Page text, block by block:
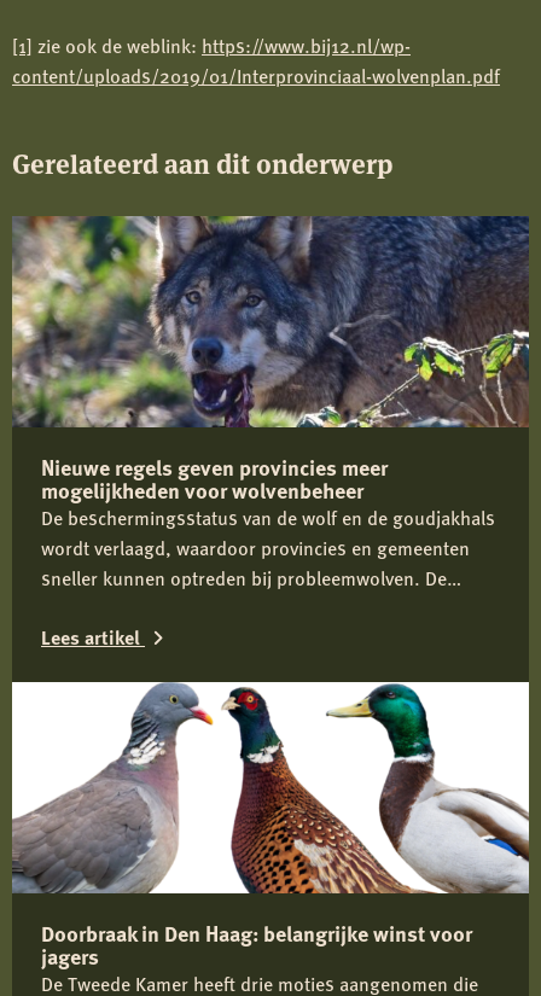
[1] zie ook de weblink: https://www.bij12.nl/wp-
content/uploads/2019/01/Interprovinciaal-wolvenplan.pdf
Gerelateerd aan dit onderwerp
Nieuwe regels geven provincies meer
mogelijkheden voor wolvenbeheer
De beschermingsstatus van de wolf en de goudjakhals
wordt verlaagd, waardoor provincies en gemeenten
sneller kunnen optreden bij probleemwolven. De
proactief beheer om conflicten tussen mens en wolf te
Lees artikel
Nieuwe
regels
geven
provincies
meer
mogelijkheden
Doorbraak in Den Haag: belangrijke winst voor
jagers
De Tweede Kamer heeft drie moties aangenomen die